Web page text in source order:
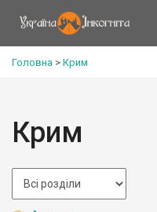
Головна > Крим
Крим